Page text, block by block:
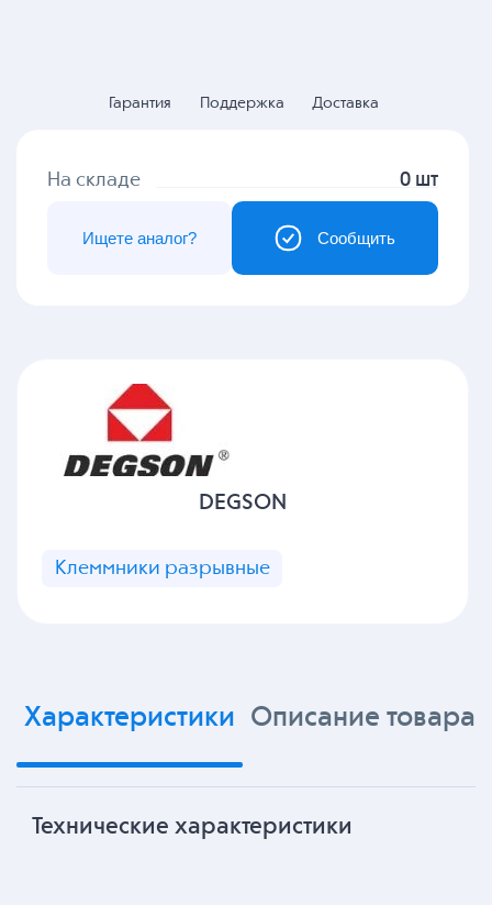
Гарантия Поддержка Доставка
На складе 0 шт
Сообщить
Ищете аналог?
DEGSON
Клеммники разрывные
Характеристики Описание товара
Технические характеристики